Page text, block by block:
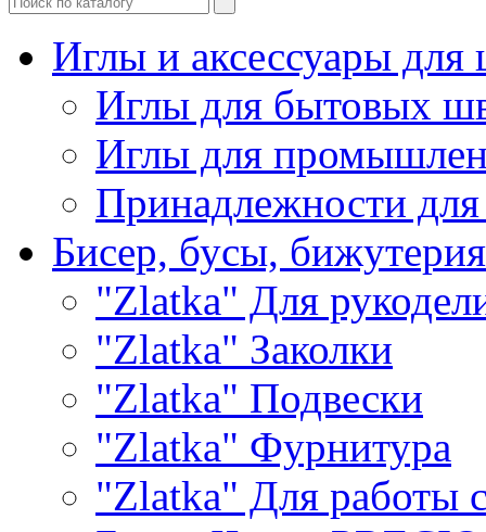
Иглы и аксессуары
Иглы для бытовых
Иглы для
Принадлежности
Бисер, бусы, бижутерия
"Zlatka" Для
"Zlatka" Заколки
"Zlatka" Подвески
"Zlatka" Фурнитура
"Zlatka" Для работы